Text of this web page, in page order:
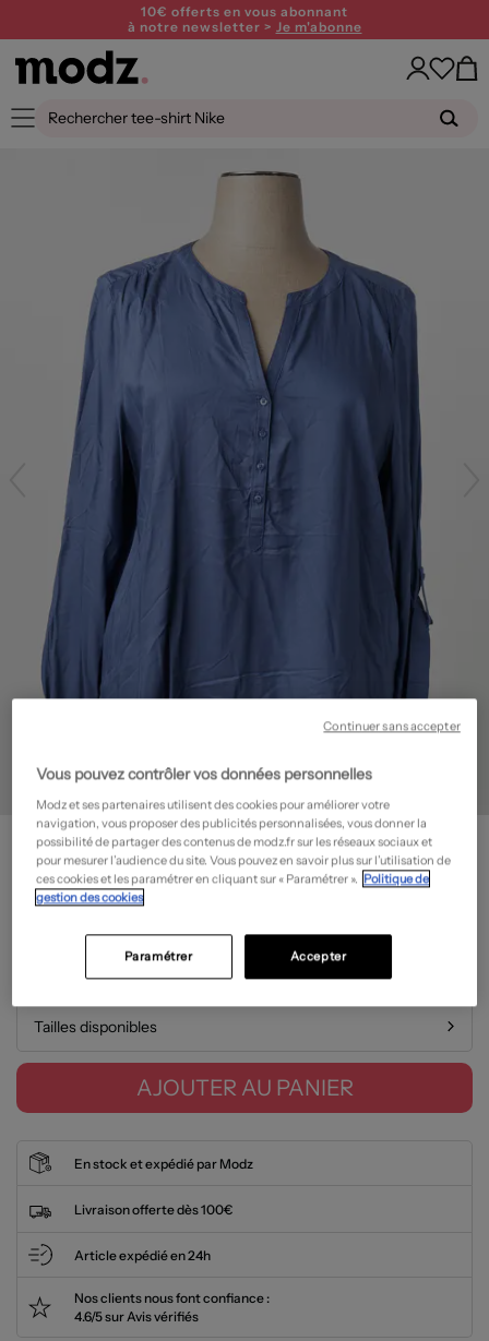
10€ offerts en vous abonnant
à notre newsletter > Je m'abonne
STREET ONE
Chemisier- Outlet
15,00€
Tailles disponibles
AJOUTER AU PANIER
En stock et expédié par Modz
Livraison offerte dès 100€
Article expédié en 24h
Nos clients nous font confiance :
4.6/5 sur Avis vérifiés
Vous pouvez contrôler vos données personnelles
Modz et ses partenaires utilisent des cookies pour améliorer votre
navigation, vous proposer des publicités personnalisées, vous donner la
possibilité de partager des contenus de modz.fr sur les réseaux sociaux et
pour mesurer l’audience du site. Vous pouvez en savoir plus sur l’utilisation de
ces cookies et les paramétrer en cliquant sur « Paramétrer ». Politique de
gestion des cookies
Accepter
Paramétrer
Continuer sans accepter